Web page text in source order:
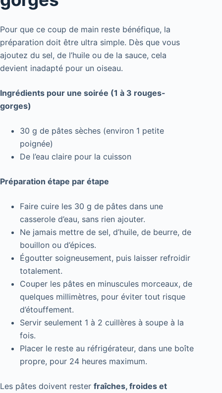
Pour que ce coup de main reste bénéfique, la
préparation doit être ultra simple. Dès que vous
ajoutez du sel, de l’huile ou de la sauce, cela
devient inadapté pour un oiseau.
Ingrédients pour une soirée (1 à 3 rouges-
gorges)
30 g de pâtes sèches (environ 1 petite
poignée)
De l’eau claire pour la cuisson
Préparation étape par étape
Faire cuire les 30 g de pâtes dans une
casserole d’eau, sans rien ajouter.
Ne jamais mettre de sel, d’huile, de beurre, de
bouillon ou d’épices.
Égoutter soigneusement, puis laisser refroidir
totalement.
Couper les pâtes en minuscules morceaux, de
quelques millimètres, pour éviter tout risque
d’étouffement.
Servir seulement 1 à 2 cuillères à soupe à la
fois.
Placer le reste au réfrigérateur, dans une boîte
propre, pour 24 heures maximum.
Les pâtes doivent rester fraîches, froides et